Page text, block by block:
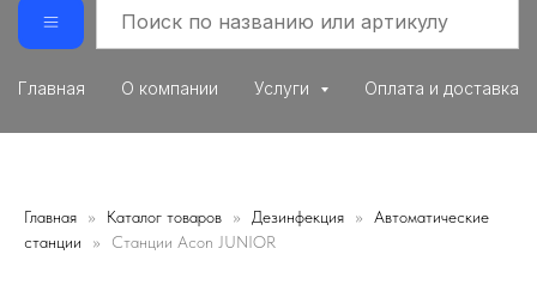
Главная О компании Услуги Оплата и доставка
Главная Каталог товаров Дезинфекция
Автоматические
станции
Станции Acon JUNIOR